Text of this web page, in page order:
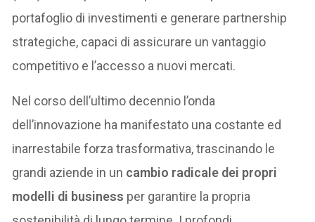
portafoglio di investimenti e generare partnership
strategiche, capaci di assicurare un vantaggio
competitivo e l’accesso a nuovi mercati.
Nel corso dell’ultimo decennio l’onda
dell’innovazione ha manifestato una costante ed
inarrestabile forza trasformativa, trascinando le
grandi aziende in un cambio radicale dei propri
modelli di business per garantire la propria